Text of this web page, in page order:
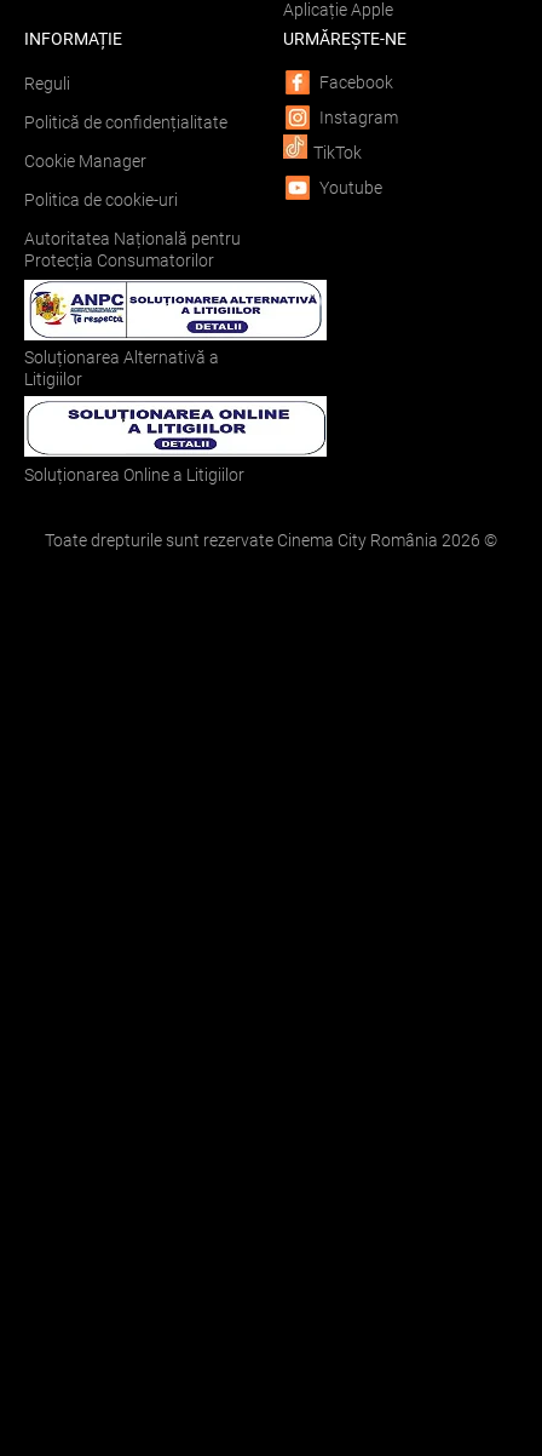
Aplicație Apple
INFORMAȚIE
Reguli
Politică de confidențialitate
Cookie Manager
Politica de cookie-uri
Autoritatea Națională pentru
Protecția Consumatorilor
Soluționarea Alternativă a
Litigiilor
Soluționarea Online a Litigiilor
URMĂREȘTE-NE
Facebook
Instagram
TikTok
Youtube
Toate drepturile sunt rezervate Cinema City România 2026 ©